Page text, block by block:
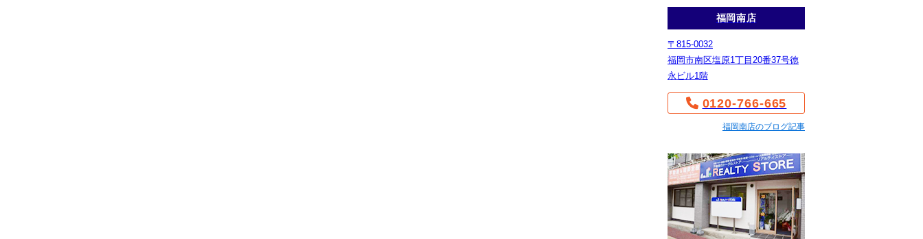
福岡南店
〒815-0032
福岡市南区塩原1丁目20番37号徳
永ビル1階
0120-766-665
福岡南店のブログ記事